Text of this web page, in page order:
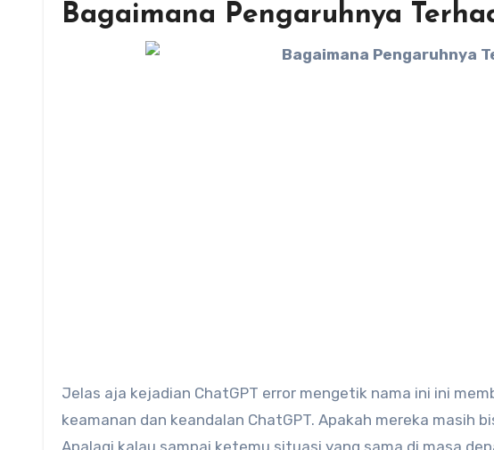
Bagaimana Pengaruhnya
Jelas aja kejadian ChatGPT error mengetik nama ini ini
keamanan dan keandalan ChatGPT. Apakah mereka masih
Apalagi kalau sampai ketemu situasi yang sama di masa